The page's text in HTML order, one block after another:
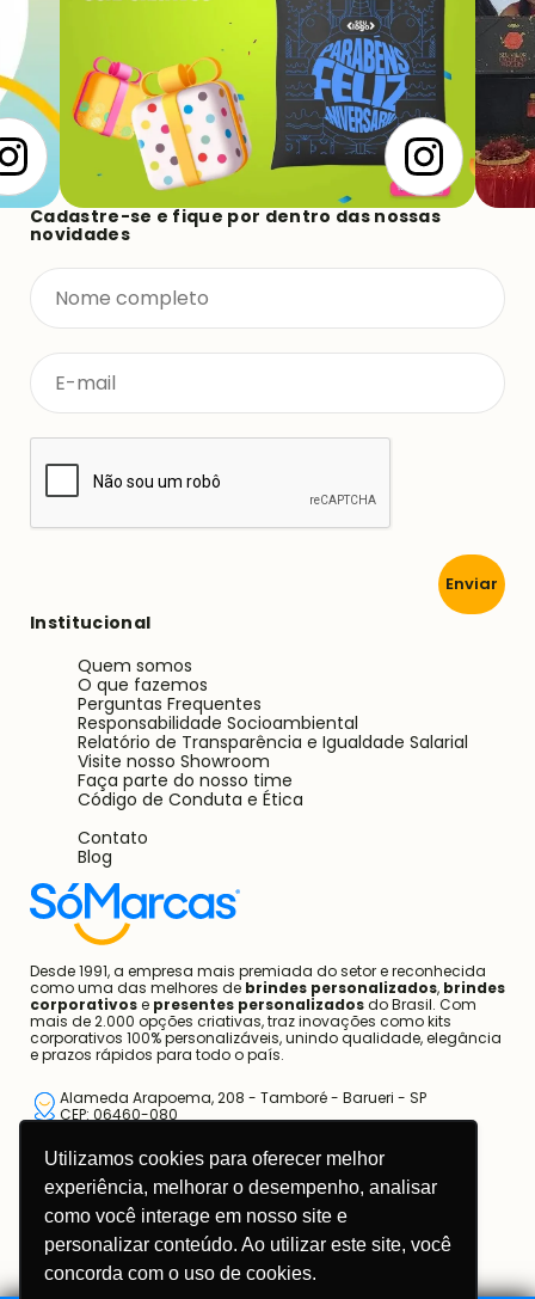
Utilizamos cookies para oferecer melhor
experiência, melhorar o desempenho, analisar
como você interage em nosso site e
personalizar conteúdo. Ao utilizar este site, você
concorda com o uso de cookies.
Desde 1991, a empresa mais premiada do setor e reconhecida
como uma das melhores de brindes personalizados, brindes
corporativose presentes personalizadosdo Brasil. Com
mais de 2.000 opções criativas, traz inovações como kits
corporativos 100% personalizáveis, unindo qualidade, elegância
e prazos rápidos para todo o país.
Alameda Arapoema, 208 - Tamboré - Barueri - SP
CEP: 06460-080
11 3670-1360
11 95681-5743
atendimento@somarcas.com.br
Institucional
Quem somos
O que fazemos
Perguntas Frequentes
Responsabilidade Socioambiental
Relatório de Transparência e Igualdade Salarial
Visite nosso Showroom
Faça parte do nosso time
Código de Conduta e Ética
Contato
Blog
Cadastre-se e fique por dentro das nossas
novidades
Enviar